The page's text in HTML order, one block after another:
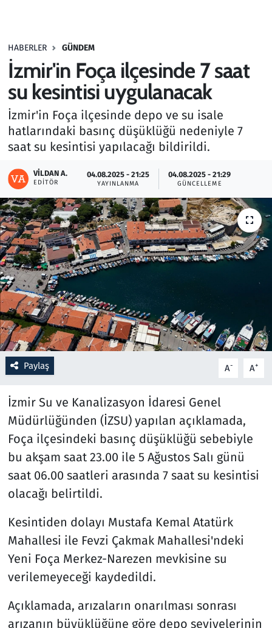
HABERLER GÜNDEM
İzmir'in Foça ilçesinde 7 saat
su kesintisi uygulanacak
İzmir'in Foça ilçesinde depo ve su isale
hatlarındaki basınç düşüklüğü nedeniyle 7
saat su kesintisi yapılacağı bildirildi.
VILDAN A.
EDITÖR
04.08.2025 - 21:25
YAYINLANMA
04.08.2025 - 21:29
GÜNCELLEME
Paylaş A- A+
İzmir Su ve Kanalizasyon İdaresi Genel
Müdürlüğünden (İZSU) yapılan açıklamada,
Foça ilçesindeki basınç düşüklüğü sebebiyle
bu akşam saat 23.00 ile 5 Ağustos Salı günü
saat 06.00 saatleri arasında 7 saat su kesintisi
olacağı belirtildi.
Kesintiden dolayı Mustafa Kemal Atatürk
Mahallesi ile Fevzi Çakmak Mahallesi'ndeki
Yeni Foça Merkez-Narezen mevkisine su
verilemeyeceği kaydedildi.
Açıklamada, arızaların onarılması sonrası
arızanın büyüklüğüne göre depo seviyelerinin
Haber
Kültür Sanat
Kurumsal Haberler
Lezzet Durağı
Memur ve Kamu
Otomobil
Oyun
Ramazan
Resmi İlanlar
Rüya Tabirleri
Sağlık
Savunma Sanayi
Seçim 2023
Spor
Teknoloji ve Bilim
Televizyon